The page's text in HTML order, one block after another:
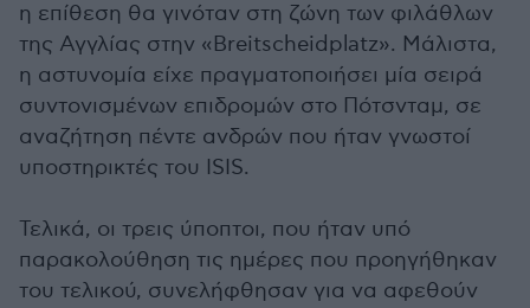
η επίθεση θα γινόταν στη ζώνη των φιλάθλων
της Αγγλίας στην «Breitscheidplatz». Μάλιστα,
η αστυνομία είχε πραγματοποιήσει μία σειρά
συντονισμένων επιδρομών στο Πότσνταμ, σε
αναζήτηση πέντε ανδρών που ήταν γνωστοί
υποστηρικτές του ISIS.
Τελικά, οι τρεις ύποπτοι, που ήταν υπό
παρακολούθηση τις ημέρες που προηγήθηκαν
του τελικού, συνελήφθησαν για να αφεθούν